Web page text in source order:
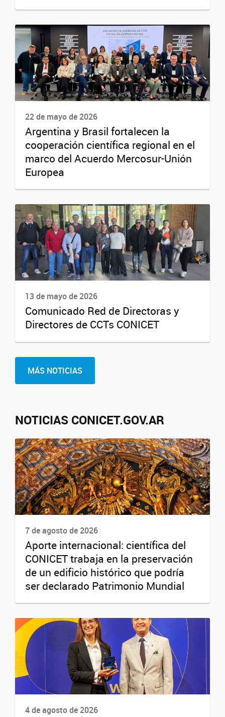
22 de mayo de 2026
Argentina y Brasil fortalecen la
cooperación científica regional en el
marco del Acuerdo Mercosur-Unión
Europea
13 de mayo de 2026
Comunicado Red de Directoras y
Directores de CCTs CONICET
MÁS NOTICIAS
NOTICIAS CONICET.GOV.AR
7 de agosto de 2026
Aporte internacional: científica del
CONICET trabaja en la preservación
de un edificio histórico que podría
ser declarado Patrimonio Mundial
4 de agosto de 2026